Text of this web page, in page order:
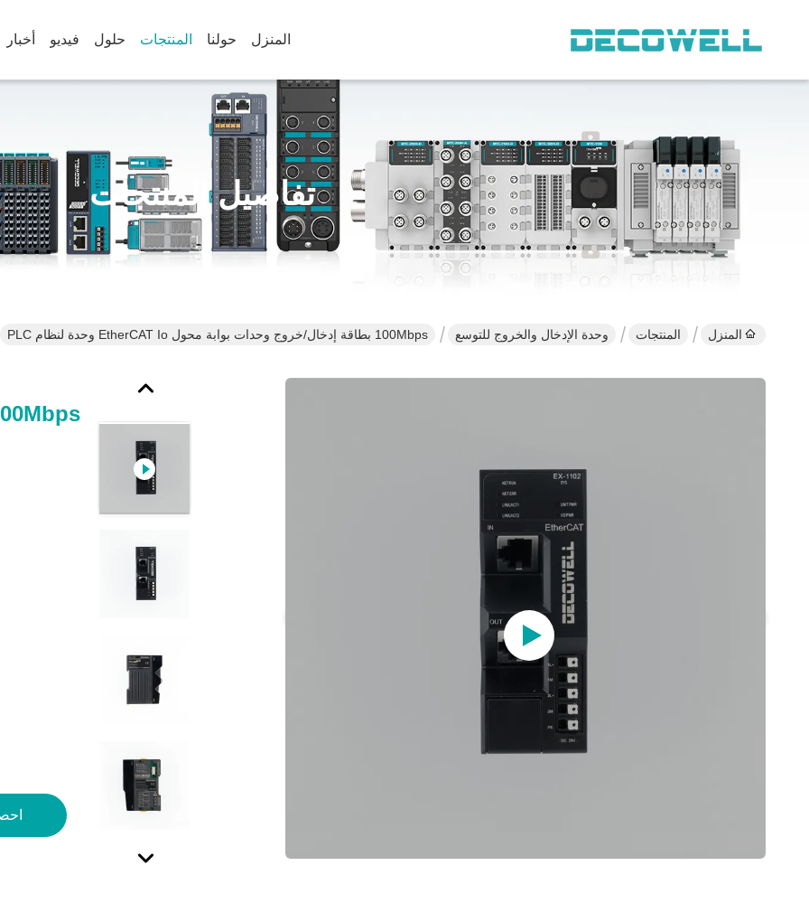
المنزل حولنا المنتجات حلول فيديو أخبار
تفاصيل المنتجات
المنزل المنتجات وحدة الإدخال والخروج للتوسع 100Mbps بطاقة إدخال/خروج وحدات بوابة محول EtherCAT Io وحدة لنظام PLC